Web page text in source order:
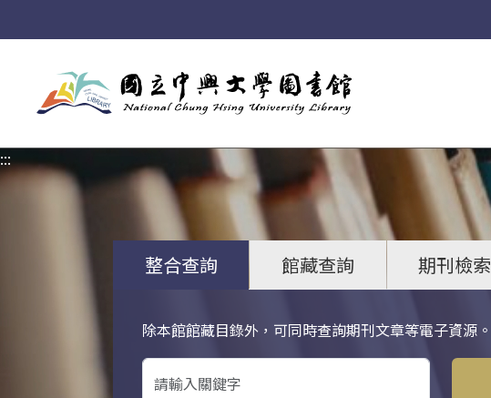
:::
整合查詢 館藏查詢 期刊檢索
除本館館藏目錄外，可同時查詢期刊文章等電子資源。
關鍵字搜尋